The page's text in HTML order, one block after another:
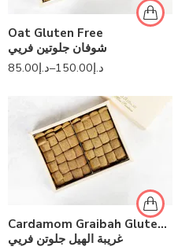
Oat Gluten Free
شوفان جلوتين فريي
د.إ85.00 – د.إ150.00
Cardamom Graibah Gluten Free
غريبة الهيل جلوتن فريي